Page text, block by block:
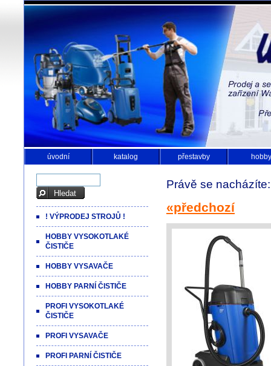
úvodní katalog přestavby hobby
Právě se
«předchozí
! VÝPRODEJ STROJŮ !
HOBBY VYSOKOTLAKÉ
ČISTIČE
HOBBY VYSAVAČE
HOBBY PARNÍ ČISTIČE
PROFI VYSOKOTLAKÉ
ČISTIČE
PROFI VYSAVAČE
PROFI PARNÍ ČISTIČE